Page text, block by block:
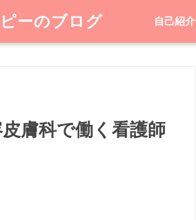
ーのブログ 自己紹介
膚科で働く看護師